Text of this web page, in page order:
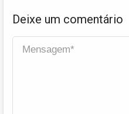
Deixe um comentário